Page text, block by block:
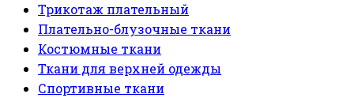
Трикотаж плательный
Плательно-блузочные ткани
Костюмные ткани
Ткани для верхней одежды
Спортивные ткани